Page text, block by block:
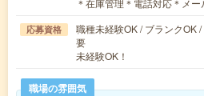
応募資格
職種未経験OK / ブランクOK
要
未経験OK！
職場の雰囲気